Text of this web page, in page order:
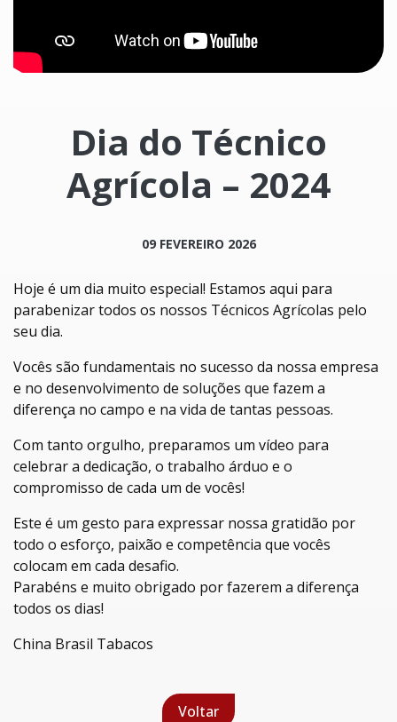
Dia do Técnico
Agrícola – 2024
09 FEVEREIRO 2026
Hoje é um dia muito especial! Estamos aqui para
parabenizar todos os nossos Técnicos Agrícolas pelo
seu dia.
Vocês são fundamentais no sucesso da nossa empresa
e no desenvolvimento de soluções que fazem a
diferença no campo e na vida de tantas pessoas.
Com tanto orgulho, preparamos um vídeo para
celebrar a dedicação, o trabalho árduo e o
compromisso de cada um de vocês!
Este é um gesto para expressar nossa gratidão por
todo o esforço, paixão e competência que vocês
colocam em cada desafio.
Parabéns e muito obrigado por fazerem a diferença
todos os dias!
China Brasil Tabacos
Voltar